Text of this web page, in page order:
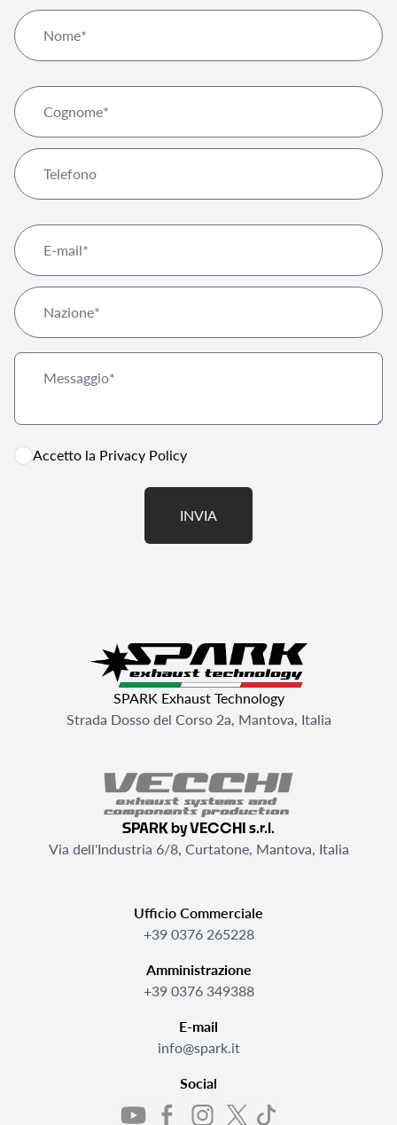
Accetto la Privacy Policy
INVIA
SPARK Exhaust Technology
Strada Dosso del Corso 2a, Mantova, Italia
SPARK by VECCHI s.r.l.
Via dell'Industria 6/8, Curtatone, Mantova, Italia
Ufficio Commerciale
+39 0376 265228
Amministrazione
+39 0376 349388
E-mail
info@spark.it
Social